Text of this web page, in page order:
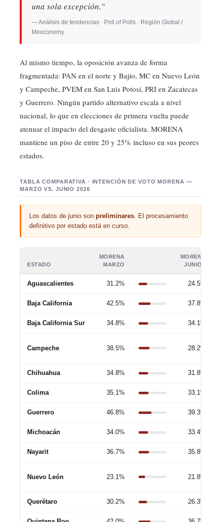
una sola excepción."
— Análisis de tendencias · Poll of Polls · Región Global /
Mexconomy
Al mismo tiempo, la oposición avanza de forma
fragmentada: PAN en el norte y Bajío, MC en Nuevo León
y Campeche, PVEM en San Luis Potosí, PRI en Zacatecas
y Guerrero. Ningún partido alternativo escala a nivel
nacional, lo que en elecciones de primera vuelta puede
atenuar el impacto del desgaste oficialista. MORENA
mantiene un piso de entre 20 y 25% incluso en sus peores
estados.
TABLA COMPARATIVA · INTENCIÓN DE VOTO MORENA —
MARZO VS. JUNIO 2026
Los datos de junio son preliminares . El procesamiento
definitivo por estado está en curso.
ESTADO
MORENA
MARZO
MORENA
JUNIO *
Aguascalientes 31.2% 24.5%
Baja California 42.5% 37.8%
Baja California Sur 34.8% 34.1%
Campeche 38.5% 28.2%
Chihuahua 34.8% 31.8%
Colima 35.1% 33.1%
Guerrero 46.8% 39.3%
Michoacán 34.0% 33.4%
Nayarit 36.7% 35.8%
Nuevo León 23.1% 21.8%
Querétaro 30.2% 26.3%